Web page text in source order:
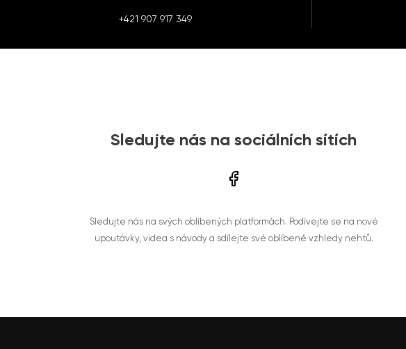
+421 907 917 349
Sledujte nás na sociálních sítích
Sledujte nás na svých oblíbených platformách. Podívejte se na nové
upoutávky, videa s návody a sdílejte své oblíbené vzhledy nehtů.